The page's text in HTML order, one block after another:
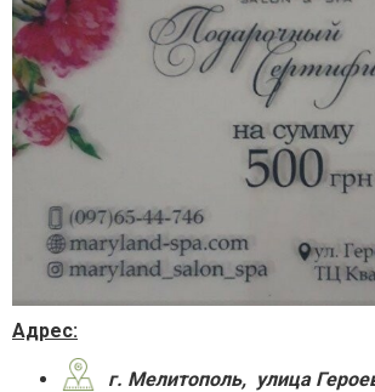
Адрес:
г. Мелитополь, улица